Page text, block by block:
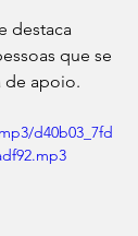
destaca
que se
de apoio.
d40b03_7fd